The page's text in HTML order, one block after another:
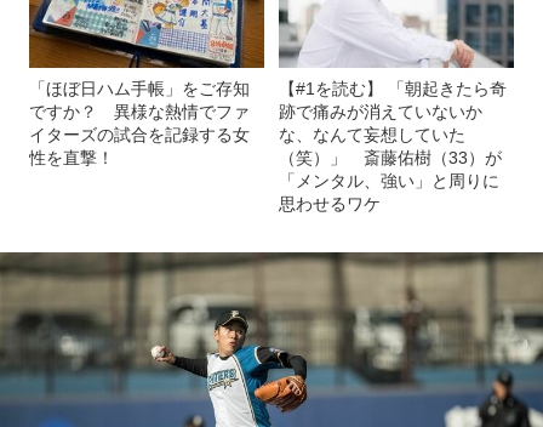
「ほぼ日ハム手帳」をご存知
ですか？ 異様な熱情でファ
イターズの試合を記録する女
性を直撃！
【#1を読む】 「朝起きたら奇
跡で痛みが消えていないか
な、なんて妄想していた
（笑）」 斎藤佑樹（33）が
「メンタル、強い」と周りに
思わせるワケ